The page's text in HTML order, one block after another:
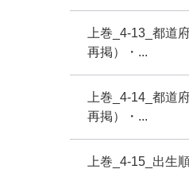
上巻_4-13_都道
再掲）・...
上巻_4-14_都道
再掲）・...
上巻_4-15_出生